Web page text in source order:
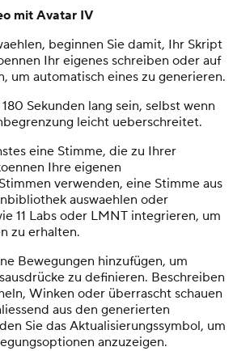
mit Avatar IV
beginnen Sie damit, Ihr Skript
Ihr eigenes schreiben oder auf
um automatisch eines zu generieren.
Sekunden lang sein, selbst wenn
leicht ueberschreitet.
eine Stimme, die zu Ihrer
Ihre eigenen
verwenden, eine Stimme aus
auswaehlen oder
11 Labs oder LMNT integrieren, um
zu erhalten.
Bewegungen hinzufügen, um
zu definieren. Beschreiben
Winken oder überrascht schauen
aus den generierten
Sie das Aktualisierungssymbol, um
anzuzeigen.